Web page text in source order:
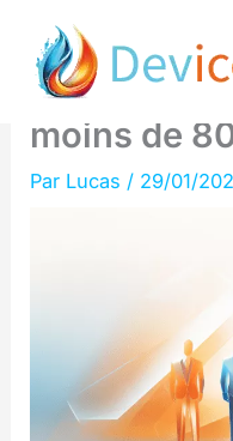
contenu
Bloquez
Google AI
moins de
Par Lucas / 29/01/